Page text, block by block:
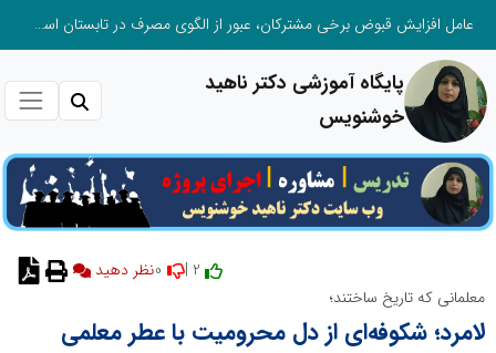
عامل افزایش قبوض برخی مشترکان، عبور از الگوی مصرف در تابستان است/ افزایش تعرفه نداشتیم
پایگاه آموزشی دکتر ناهید
خوشنویس
معلمانی که تاریخ ساختند؛
لامرد؛ شکوفه‌ای از دل محرومیت با عطر معلمی